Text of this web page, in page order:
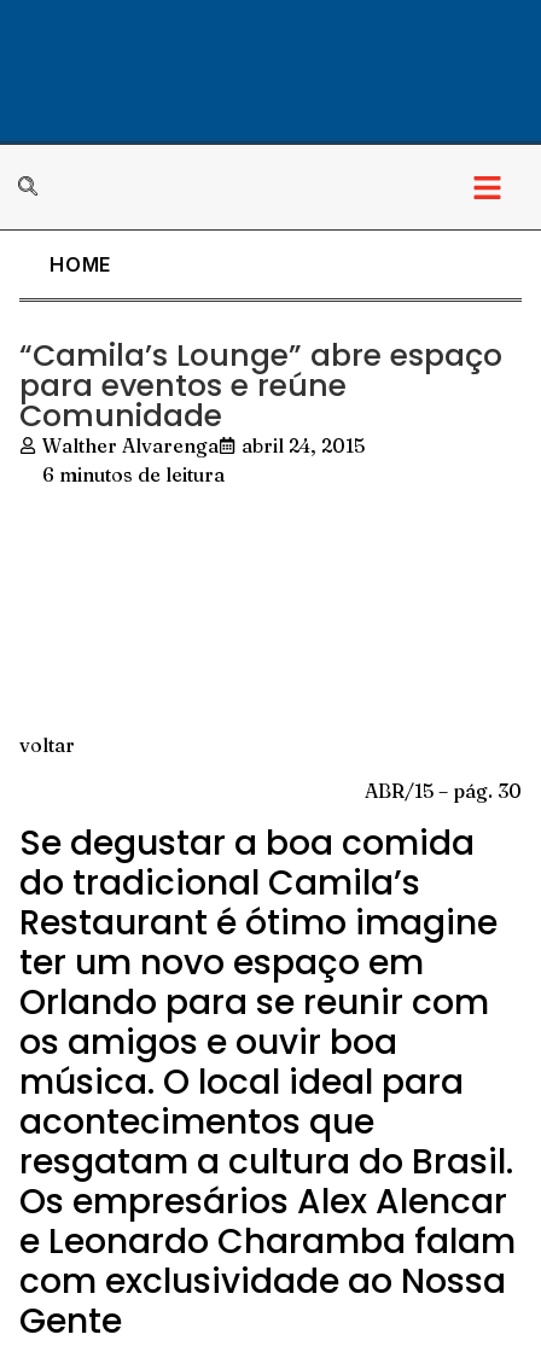
HOME
“Camila’s Lounge” abre espaço
para eventos e reúne
Comunidade
Walther Alvarenga
abril 24, 2015
6 minutos de leitura
voltar
ABR/15 – pág. 30
Se degustar a boa comida
do tradicional Camila’s
Restaurant é ótimo imagine
ter um novo espaço em
Orlando para se reunir com
os amigos e ouvir boa
música. O local ideal para
acontecimentos que
resgatam a cultura do Brasil.
Os empresários Alex Alencar
e Leonardo Charamba falam
com exclusividade ao Nossa
Gente